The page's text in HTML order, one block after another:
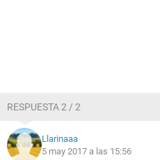
RESPUESTA 2 / 2
Llarinaaa
5 may 2017 a las 15:56